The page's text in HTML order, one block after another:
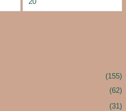
(155)
(62)
(31)